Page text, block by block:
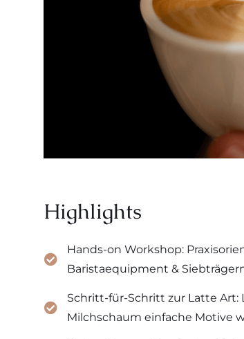
Highlights
Hands-on Workshop:
Baristaequipment &
Schritt-für-Schritt zur Latte
Milchschaum einfache Motive